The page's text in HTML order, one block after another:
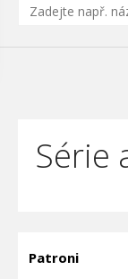
Série
Patroni